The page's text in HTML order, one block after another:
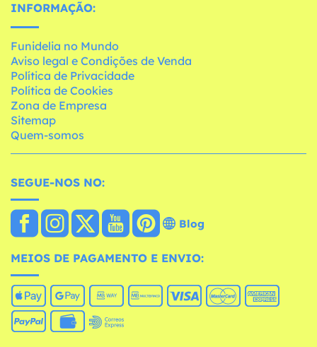
INFORMAÇÃO:
Funidelia no Mundo
Aviso legal e Condições de Venda
Política de Privacidade
Política de Cookies
Zona de Empresa
Sitemap
Quem-somos
SEGUE-NOS NO:
Blog
MEIOS DE PAGAMENTO E ENVIO: